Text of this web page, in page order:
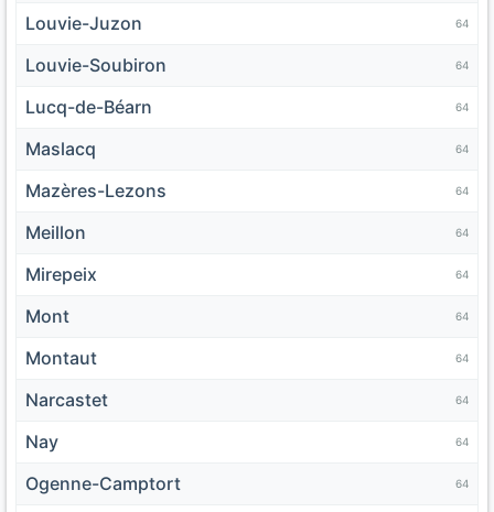
Louvie-Juzon 64
Louvie-Soubiron 64
Lucq-de-Béarn 64
Maslacq 64
Mazères-Lezons 64
Meillon 64
Mirepeix 64
Mont 64
Montaut 64
Narcastet 64
Nay 64
Ogenne-Camptort 64